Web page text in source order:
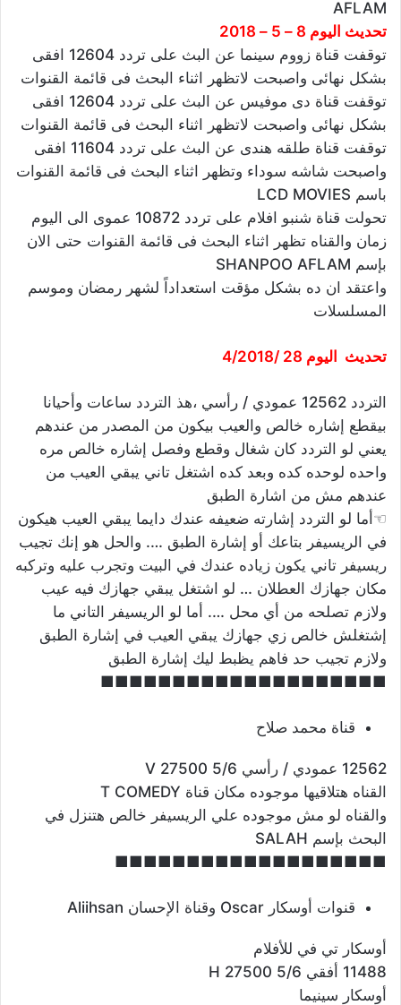
AFLAM
تحديث اليوم 8 – 5 – 2018
توقفت قناة زووم سينما عن البث على تردد 12604 افقى
بشكل نهائى واصبحت لاتظهر اثناء البحث فى قائمة القنوات
توقفت قناة دى موفيس عن البث على تردد 12604 افقى
بشكل نهائى واصبحت لاتظهر اثناء البحث فى قائمة القنوات
توقفت قناة طلقه هندى عن البث على تردد 11604 افقى
واصبحت شاشه سوداء وتظهر اثناء البحث فى قائمة القنوات
باسم LCD MOVIES
تحولت قناة شنبو افلام على تردد 10872 عموى الى اليوم
زمان والقناه تظهر اثناء البحث فى قائمة القنوات حتى الان
بإسم SHANPOO AFLAM
واعتقد ان ده بشكل مؤقت استعداداً لشهر رمضان وموسم
المسلسلات
تحديث اليوم 28 /4/2018
التردد 12562 عمودي / رأسي ،هذ التردد ساعات وأحيانا
بيقطع إشاره خالص والعيب بيكون من المصدر من عندهم
يعني لو التردد كان شغال وقطع وفصل إشاره خالص مره
واحده لوحده كده وبعد كده اشتغل تاني يبقي العيب من
عندهم مش من اشارة الطبق
☜أما لو التردد إشارته ضعيفه عندك دايما يبقي العيب هيكون
في الريسيفر بتاعك أو إشارة الطبق …. والحل هو إنك تجيب
ريسيفر تاني يكون زياده عندك في البيت وتجرب عليه وتركبه
مكان جهازك العطلان … لو اشتغل يبقي جهازك فيه عيب
ولازم تصلحه من أي محل …. أما لو الريسيفر التاني ما
إشتغلش خالص زي جهازك يبقي العيب في إشارة الطبق
ولازم تجيب حد فاهم يظبط ليك إشارة الطبق
■■■■■■■■■■■■■■■■■■■■
قناة محمد صلاح
12562 عمودي / رأسي V 27500 5/6
القناه هتلاقيها موجوده مكان قناة T COMEDY
والقناه لو مش موجوده علي الريسيفر خالص هتنزل في
البحث بإسم SALAH
■■■■■■■■■■■■■■■■■■■
قنوات أوسكار Oscar وقناة الإحسان Aliihsan
أوسكار تي في للأفلام
11488 أفقي H 27500 5/6
أوسكار سينيما